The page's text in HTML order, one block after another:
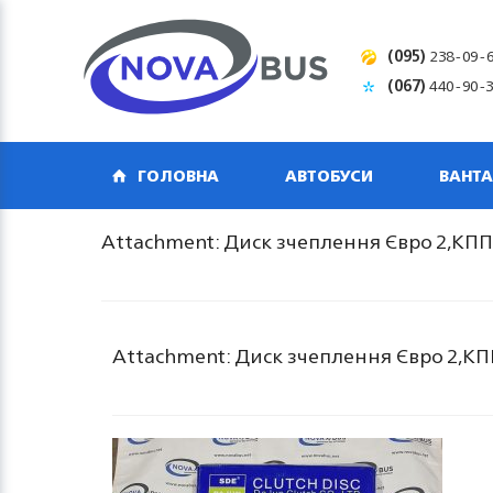
(095) 238-09-
(067)440-90-
ГОЛОВНА АВТОБУСИ
Attachment: Диск зчеплення Євро 2,КПП
Attachment: Диск зчеплення Євро